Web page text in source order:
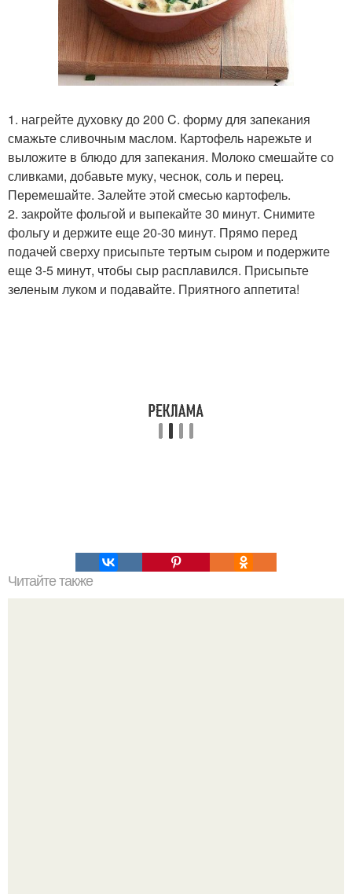
1. нагрейте духовку до 200 C. форму для запекания
смажьте сливочным маслом. Картофель нарежьте и
выложите в блюдо для запекания. Молоко смешайте со
сливками, добавьте муку, чеснок, соль и перец.
Перемешайте. Залейте этой смесью картофель.
2. закройте фольгой и выпекайте 30 минут. Снимите
фольгу и держите еще 20-30 минут. Прямо перед
подачей сверху присыпьте тертым сыром и подержите
еще 3-5 минут, чтобы сыр расплавился. Присыпьте
зеленым луком и подавайте. Приятного аппетита!
Читайте также